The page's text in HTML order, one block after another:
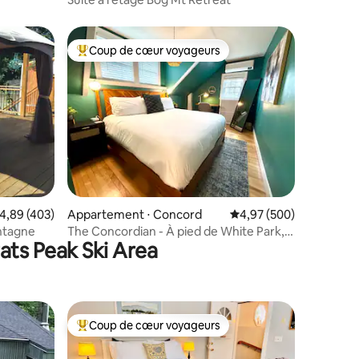
: 4,97 sur 5
appréciés
moyenne sur la base de 403 commentaires : 4,89 sur 5
4,89 (403)
Coups de cœur voyageurs les plus appréciés
Coup de cœur voyageurs
Appartement ⋅ Concord Évaluation moyenne
4,97 (500)
The Concordian - À pied de White Park,
centre-ville, UNH
Peak Ski Area
appréciés Coups de cœur voyageurs les plus appréciés
Coup de cœur voyageurs